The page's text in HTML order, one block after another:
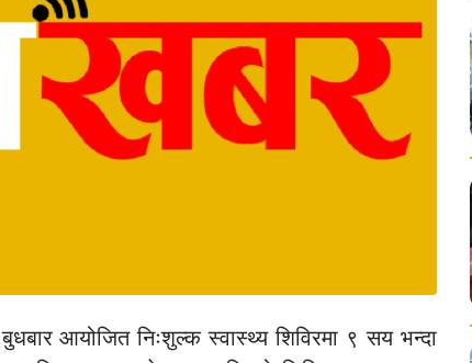
आयोजित निःशुल्क स्वास्थ्य शिविरमा ९ सय भन्दा